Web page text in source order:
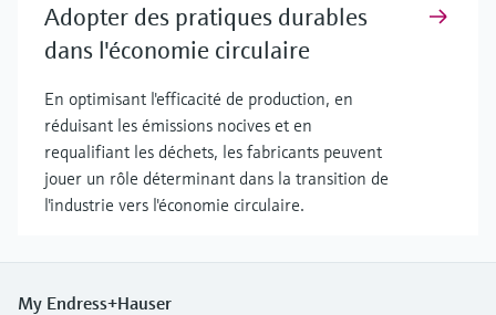
Adopter des pratiques durables
dans l'économie circulaire
En optimisant l'efficacité de production, en
réduisant les émissions nocives et en
requalifiant les déchets, les fabricants peuvent
jouer un rôle déterminant dans la transition de
l'industrie vers l'économie circulaire.
My Endress+Hauser